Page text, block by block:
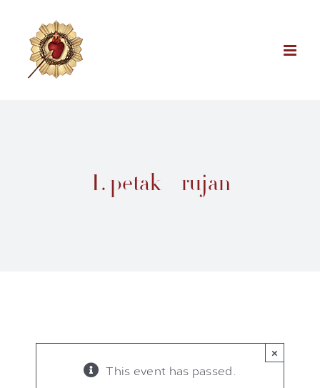
content
1. petak – rujan
×
This event has passed.